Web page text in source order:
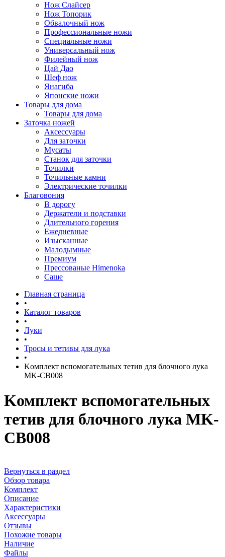
Нож Слайсер
Нож Топорик
Обвалочный нож
Профессиональные ножи
Специальные ножи
Универсальный нож
Филейный нож
Цай Дао
Шеф нож
Янагиба
Японские ножи
Товары для дома
Товары для дома
Заточка ножей
Аксессуары
Для заточки
Мусаты
Станок для заточки
Точилки
Точильные камни
Электрические точилки
Благовония
В дорогу
Держатели и подставки
Длительного горения
Ежедневные
Изысканные
Малодымные
Премиум
Прессованые Himenoka
Саше
Главная страница
•
Каталог товаров
•
Луки
•
Тросы и тетивы для лука
•
Kомплект вспомогательных тетив для блочного лука
MK-CB008
Kомплект вспомогательных
тетив для блочного лука MK-
CB008
Вернуться в раздел
Обзор товара
Комплект
Описание
Характеристики
Аксессуары
Отзывы
Похожие товары
Наличие
Файлы